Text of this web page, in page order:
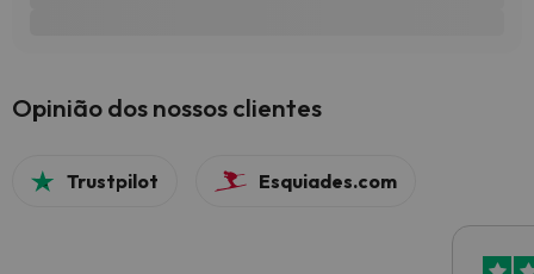
Opinião dos nossos clientes
Trustpilot Esquiades.com